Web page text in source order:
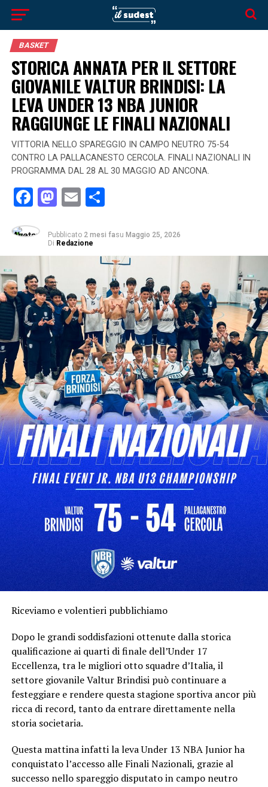
BASKET
STORICA ANNATA PER IL SETTORE
GIOVANILE VALTUR BRINDISI: LA
LEVA UNDER 13 NBA JUNIOR
RAGGIUNGE LE FINALI NAZIONALI
VITTORIA NELLO SPAREGGIO IN CAMPO NEUTRO 75-54
CONTRO LA PALLACANESTO CERCOLA. FINALI NAZIONALI IN
PROGRAMMA DAL 28 AL 30 MAGGIO AD ANCONA.
Facebook
Mastodon
EmailCondividi
Pubblicato 2 mesi fasu Maggio 25, 2026
Di Redazione
Riceviamo e volentieri pubblichiamo
Dopo le grandi soddisfazioni ottenute dalla storica
qualificazione ai quarti di finale dell’Under 17
Eccellenza, tra le migliori otto squadre d’Italia, il
settore giovanile Valtur Brindisi può continuare a
festeggiare e rendere questa stagione sportiva ancor più
ricca di record, tanto da entrare direttamente nella
storia societaria.
Questa mattina infatti la leva Under 13 NBA Junior ha
conquistato l’accesso alle Finali Nazionali, grazie al
successo nello spareggio disputato in campo neutro